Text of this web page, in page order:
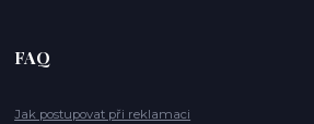
FAQ
Jak postupovat při reklamaci